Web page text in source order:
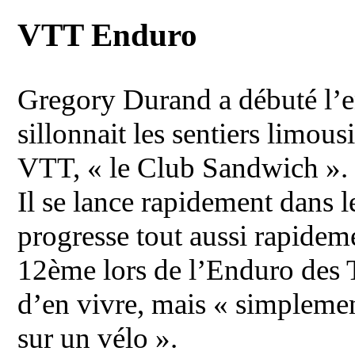
VTT Enduro
Gregory Durand a débuté
sillonnait les sentiers
VTT, « le Club Sandwich
Il se lance rapidement dans
progresse tout aussi
12ème lors de l’Enduro
d’en vivre, mais «
sur un vélo ».